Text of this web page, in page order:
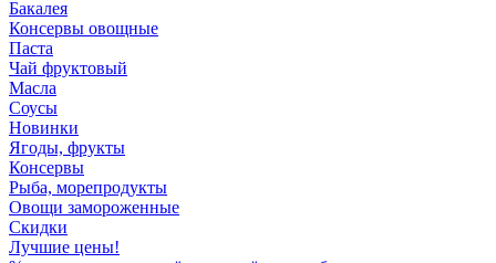
Бакалея
Консервы овощные
Паста
Чай фруктовый
Масла
Соусы
Новинки
Ягоды, фрукты
Консервы
Рыба, морепродукты
Овощи замороженные
Скидки
Лучшие цены!